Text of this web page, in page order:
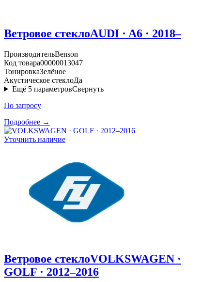
Ветровое стеклоAUDI · A6 · 2018–
ПроизводительBenson
Код товара00000013047
ТонировкаЗелёное
Акустическое стеклоДа
Ещё 5 параметровСвернуть
По запросу
Подробнее →
Уточнить наличие
Ветровое стеклоVOLKSWAGEN ·
GOLF · 2012–2016